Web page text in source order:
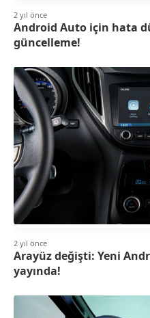
2 yıl önce
Android Auto için hata
güncelleme!
2 yıl önce
Arayüz değişti: Yeni
yayında!